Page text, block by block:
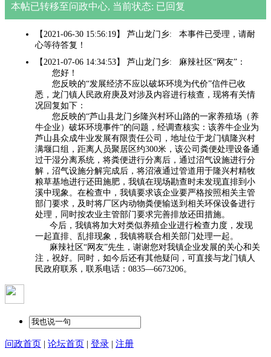
本帖已转移至问政中心, 当前状态: 已回复
【2021-06-30 15:56:19】 芦山龙门乡: 本事件已受理，请耐
心等待答复！
【2021-07-06 14:34:53】 芦山龙门乡: 麻辣社区“网友”：
您好！
您反映的“发展经济不应以破坏环境为代价”信件已收
悉，龙门镇人民政府庚及对涉及内容进行核查，现将有关情
况回复如下：
您反映的“芦山县龙门乡隆兴村环山路的一家养殖场（养
牛企业）破坏环境事件”的问题，经调查核实：该养牛企业为
芦山县众成牛业发展有限责任公司，地址位于龙门镇隆兴村
满堰口组，距离人员聚居区约300米，该公司粪便处理设备通
过干湿分离系统，将粪便进行分离后，通过沼气设施进行分
解，沼气设施分解完成后，将沼液通过管道用于隆兴村精牧
粮草基地进行还田施肥，我镇在现场勘查时未发现直排到小
溪中现象。在检查中，我镇要求该企业要严格按照相关主管
部门要求，及时将厂区内动物粪便输送到相关环保设备进行
处理，同时按农业主管部门要求完善排放还田措施。
今后，我镇将加大对类似养殖企业进行检查力度，发现
一起直排、乱排现象，我镇将联合相关部门处理一起。
麻辣社区“网友”先生，谢谢您对我镇企业发展的关心和关
注，祝好。同时，如今后还有其他疑问，可直接与龙门镇人
民政府联系，联系电话：0835—6673206。
问政首页 | 论坛首页 | 登录 | 注册